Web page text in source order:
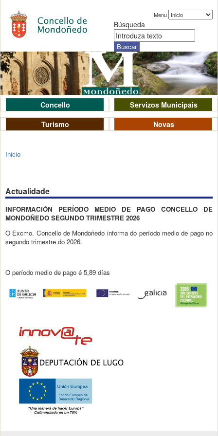
Menu
Búsqueda
Concello
Servizos Municipais
Turismo
Novas
Inicio
Actualidade
INFORMACIÓN PERÍODO MEDIO DE PAGO CONCELLO DE
MONDOÑEDO SEGUNDO TRIMESTRE 2026
O Excmo. Concello de Mondoñedo informa do período medio de pago no
segundo trimestre do 2026.
O período medio de pago é 5,89 días